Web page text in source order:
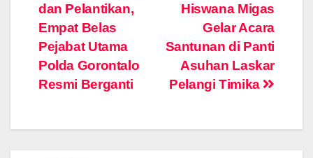
Hiswana Migas
Gelar Acara
Santunan di Panti
Asuhan Laskar
Pelangi Timika
dan Pelantikan,
Empat Belas
Pejabat Utama
Polda Gorontalo
Resmi Berganti